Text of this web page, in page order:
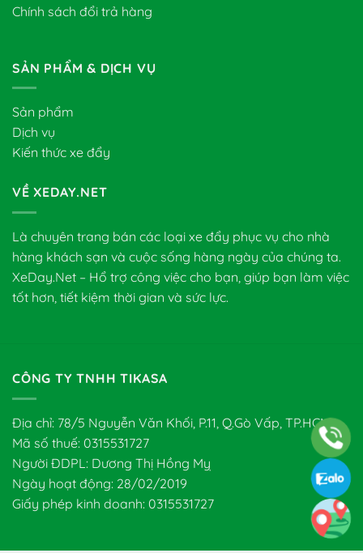
Chính sách đổi trả hàng
SẢN PHẨM & DỊCH VỤ
Sản phẩm
Dịch vụ
Kiến thức xe đẩy
VỀ XEDAY.NET
Là chuyên trang bán các loại xe đẩy phục vụ cho nhà
hàng khách sạn và cuộc sống hàng ngày của chúng ta.
XeDay.Net – Hổ trợ công việc cho bạn, giúp bạn làm việc
tốt hơn, tiết kiệm thời gian và sức lực.
CÔNG TY TNHH TIKASA
Địa chỉ: 78/5 Nguyễn Văn Khối, P.11, Q.Gò Vấp, TP.HCM
Mã số thuế: 0315531727
Người ĐDPL: Dương Thị Hồng Mỵ
Ngày hoạt động: 28/02/2019
Giấy phép kinh doanh: 0315531727